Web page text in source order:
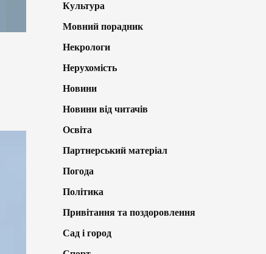
Культура
Мовний порадник
Некрологи
Нерухомість
Новини
Новини від читачів
Освіта
Партнерський матеріал
Погода
Політика
Привітання та поздоровлення
Сад і город